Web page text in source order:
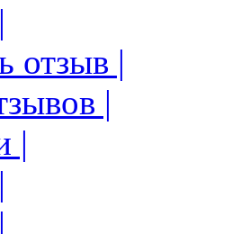
отзыв |
|
|